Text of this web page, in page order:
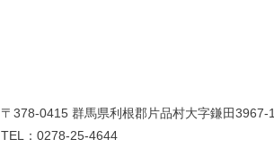
〒378-0415 群馬県利根郡片品村大字鎌田3967-1
TEL：0278-25-4644